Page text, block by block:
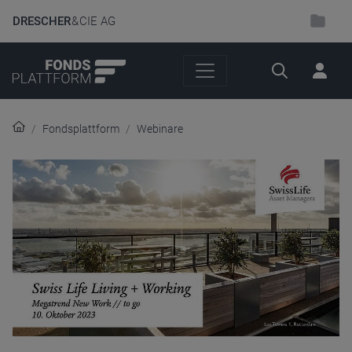
DRESCHER& CIE AG
Suche
Fondsplattform Webinare